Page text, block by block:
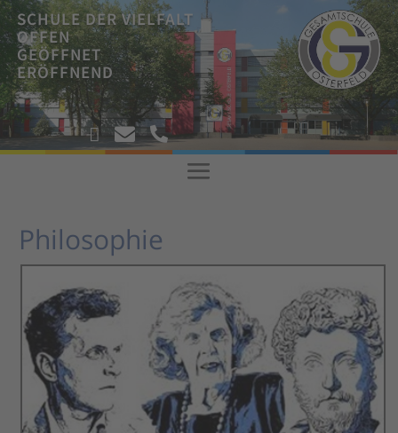
SCHULE DER VIELFALT
OFFEN
GEÖFFNET
ERÖFFNEND
   ! !
Philosophie